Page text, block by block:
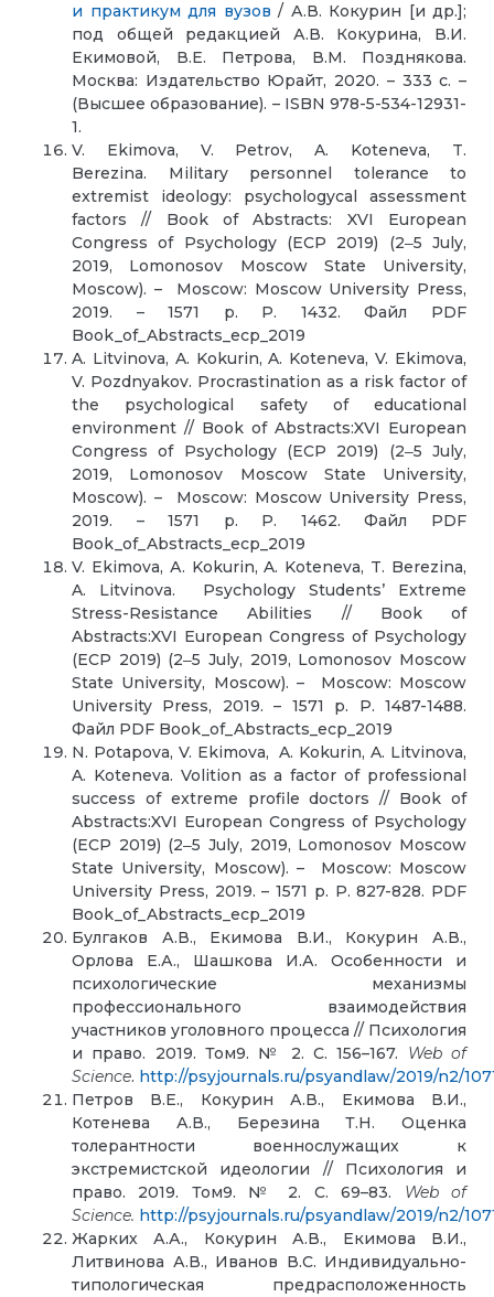
и практикум для вузов / А.В. Кокурин [и др.];
под общей редакцией А.В. Кокурина, В.И.
Екимовой, В.Е. Петрова, В.М. Позднякова.
Москва: Издательство Юрайт, 2020. – 333 с. –
(Высшее образование). – ISBN 978-5-534-12931-
1.
V. Ekimova, V. Petrov, A. Koteneva, T.
Berezina. Military personnel tolerance to
extremist ideology: psychologycal assessment
factors // Book of Abstracts: XVI European
Congress of Psychology (ECP 2019) (2‒5 July,
2019, Lomonosov Moscow State University,
Moscow). – Moscow: Moscow University Press,
2019. – 1571 p. P. 1432. Файл PDF
Book_of_Abstracts_ecp_2019
A. Litvinova, A. Kokurin, A. Koteneva, V. Ekimova,
V. Pozdnyakov. Procrastination as a risk factor of
the psychological safety of educational
environment // Book of Abstracts:XVI European
Congress of Psychology (ECP 2019) (2‒5 July,
2019, Lomonosov Moscow State University,
Moscow). – Moscow: Moscow University Press,
2019. – 1571 p. P. 1462. Файл PDF
Book_of_Abstracts_ecp_2019
V. Ekimova, А. Kokurin, A. Koteneva, T. Berezina,
A. Litvinova. Psychology Students’ Extreme
Stress-Resistance Abilities // Book of
Abstracts:XVI European Congress of Psychology
(ECP 2019) (2‒5 July, 2019, Lomonosov Moscow
State University, Moscow). – Moscow: Moscow
University Press, 2019. – 1571 p. P. 1487-1488.
Файл PDF Book_of_Abstracts_ecp_2019
N. Potapova, V. Ekimova, A. Kokurin, A. Litvinova,
A. Koteneva. Volition as a factor of professional
success of extreme profile doctors // Book of
Abstracts:XVI European Congress of Psychology
(ECP 2019) (2‒5 July, 2019, Lomonosov Moscow
State University, Moscow). – Moscow: Moscow
University Press, 2019. – 1571 p. P. 827-828. PDF
Book_of_Abstracts_ecp_2019
Булгаков А.В., Екимова В.И., Кокурин А.В.,
Орлова Е.А., Шашкова И.А. Особенности и
психологические механизмы
профессионального взаимодействия
участников уголовного процесса // Психология
и право. 2019. Том9. № 2. С. 156–167. Web of
Science. http://psyjournals.ru/psyandlaw/2019/n2/
Петров В.Е., Кокурин А.В., Екимова В.И.,
Котенева А.В., Березина Т.Н. Оценка
толерантности военнослужащих к
экстремистской идеологии // Психология и
право. 2019. Том9. № 2. С. 69–83. Web of
Science. http://psyjournals.ru/psyandlaw/2019/n2/
Жарких А.А., Кокурин А.В., Екимова В.И.,
Литвинова А.В., Иванов В.С. Индивидуально-
типологическая предрасположенность